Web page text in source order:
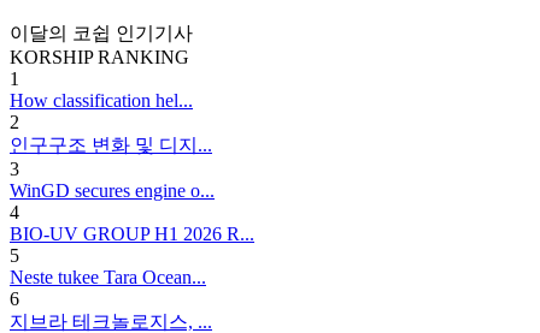
이달의 코쉽 인기기사
KORSHIP RANKING
1
How classification hel...
2
인구구조 변화 및 디지...
3
WinGD secures engine o...
4
BIO-UV GROUP H1 2026 R...
5
Neste tukee Tara Ocean...
6
지브라 테크놀로지스, ...